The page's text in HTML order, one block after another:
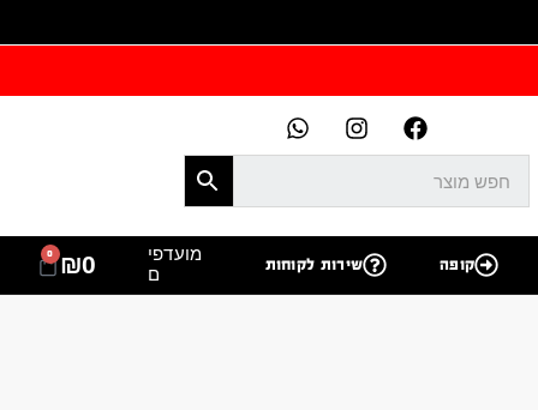
קופה שירות לקוחות
מועדפי
ם
₪0
0